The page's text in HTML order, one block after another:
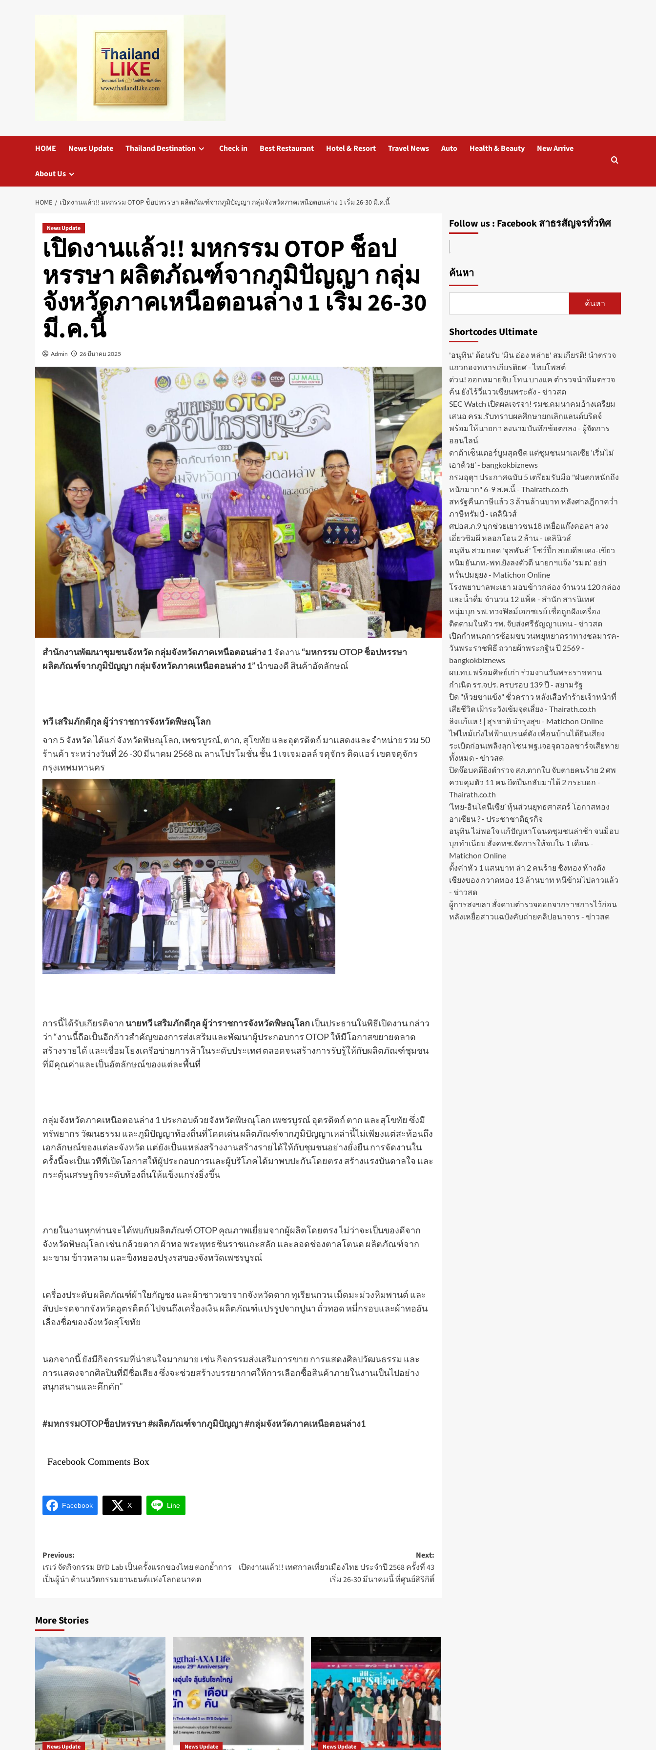
HOME News Update Thailand Destination Check in Best Restaurant Hotel & Resort Travel News Auto Health & Beauty New Arrive
About Us
HOME เปิดงานแล้ว!! มหกรรม OTOP ช็อปหรรษา ผลิตภัณฑ์จากภูมิปัญญา กลุ่มจังหวัดภาคเหนือตอนล่าง 1 เริ่ม 26-30 มี.ค.นี้
News Update
เปิดงานแล้ว!! มหกรรม OTOP ช็อป
หรรษา ผลิตภัณฑ์จากภูมิปัญญา กลุ่ม
จังหวัดภาคเหนือตอนล่าง 1 เริ่ม 26-30
มี.ค.นี้
Admin 26 มีนาคม 2025
สำนักงานพัฒนาชุมชนจังหวัด กลุ่มจังหวัดภาคเหนือตอนล่าง1จัดงาน“มหกรรมOTOP ช็อปหรรษา
ผลิตภัณฑ์จากภูมิปัญญา กลุ่มจังหวัดภาคเหนือตอนล่าง 1”นำของดี สินค้าอัตลักษณ์
ทวี เสริมภักดีกุล ผู้ว่าราชการจังหวัดพิษณุโลก
จาก 5 จังหวัด ได้แก่ จังหวัดพิษณุโลก, เพชรบูรณ์, ตาก, สุโขทัย และอุตรดิตถ์ มาแสดงและจำหน่ายรวม 50
ร้านค้า ระหว่างวันที่ 26 -30 มีนาคม 2568 ณ ลานโปรโมชั่น ชั้น 1 เจเจมอลล์ จตุจักร ติดแอร์ เขตจตุจักร
กรุงเทพมหานคร
การนี้ได้รับเกียรติจาก นายทวี เสริมภักดีกุล ผู้ว่าราชการจังหวัดพิษณุโลกเป็นประธานในพิธีเปิดงาน กล่าว
ว่า “งานนี้ถือเป็นอีกก้าวสำคัญของการส่งเสริมและพัฒนาผู้ประกอบการ OTOP ให้มีโอกาสขยายตลาด
สร้างรายได้ และเชื่อมโยงเครือข่ายการค้าในระดับประเทศ ตลอดจนสร้างการรับรู้ให้กับผลิตภัณฑ์ชุมชน
ที่มีคุณค่าและเป็นอัตลักษณ์ของแต่ละพื้นที่
กลุ่มจังหวัดภาคเหนือตอนล่าง 1 ประกอบด้วยจังหวัดพิษณุโลก เพชรบูรณ์ อุตรดิตถ์ ตาก และสุโขทัย ซึ่งมี
ทรัพยากร วัฒนธรรม และภูมิปัญญาท้องถิ่นที่โดดเด่น ผลิตภัณฑ์จากภูมิปัญญาเหล่านี้ไม่เพียงแต่สะท้อนถึง
เอกลักษณ์ของแต่ละจังหวัด แต่ยังเป็นแหล่งสร้างงานสร้างรายได้ให้กับชุมชนอย่างยั่งยืน การจัดงานใน
ครั้งนี้จะเป็นเวทีที่เปิดโอกาสให้ผู้ประกอบการและผู้บริโภคได้มาพบปะกันโดยตรง สร้างแรงบันดาลใจ และ
กระตุ้นเศรษฐกิจระดับท้องถิ่นให้แข็งแกร่งยิ่งขึ้น
ภายในงานทุกท่านจะได้พบกับผลิตภัณฑ์ OTOP คุณภาพเยี่ยมจากผู้ผลิตโดยตรง ไม่ว่าจะเป็นของดีจาก
จังหวัดพิษณุโลก เช่น กล้วยตาก ผ้าทอ พระพุทธชินราชแกะสลัก และลอดช่องตาลโตนด ผลิตภัณฑ์จาก
มะขาม ข้าวหลาม และขิงหยองปรุงรสของจังหวัดเพชรบูรณ์
เครื่องประดับ ผลิตภัณฑ์ผ้าใยกัญชง และผ้าชาวเขาจากจังหวัดตาก ทุเรียนกวน เม็ดมะม่วงหิมพานต์ และ
สับปะรดจากจังหวัดอุตรดิตถ์ ไปจนถึงเครื่องเงิน ผลิตภัณฑ์แปรรูปจากปูนา ถั่วทอด หมี่กรอบและผ้าทออัน
เลื่องชื่อของจังหวัดสุโขทัย
นอกจากนี้ ยังมีกิจกรรมที่น่าสนใจมากมาย เช่น กิจกรรมส่งเสริมการขาย การแสดงศิลปวัฒนธรรม และ
การแสดงจากศิลปินที่มีชื่อเสียง ซึ่งจะช่วยสร้างบรรยากาศให้การเลือกซื้อสินค้าภายในงานเป็นไปอย่าง
สนุกสนานและคึกคัก”
#มหกรรมOTOPช็อปหรรษา#ผลิตภัณฑ์จากภูมิปัญญา#กลุ่มจังหวัดภาคเหนือตอนล่าง1
Facebook Comments Box
Facebook X Line
Post
navigation
Previous:
เรเว่ จัดกิจกรรม BYD Lab เป็นครั้งแรกของไทย ตอกย้ำการ
เป็นผู้นำ ด้านนวัตกรรมยานยนต์แห่งโลกอนาคต
Next:
เปิดงานแล้ว!! เทศกาลเที่ยวเมืองไทย ประจำปี 2568 ครั้งที่ 43
เริ่ม 26-30 มีนาคมนี้ ที่ศูนย์สิริกิติ์
More Stories
News Update News Update News Update
Follow us : Facebook สาธรสัญจรทั่วทิศ
ค้นหา
ค้นหา
Shortcodes Ultimate
'อนุทิน' ต้อนรับ 'มิน อ่อง หล่าย' สมเกียรติ! นำตรวจ
แถวกองทหารเกียรติยศ - ไทยโพสต์
ด่วน! ออกหมายจับ โทน บางแค ตำรวจนำทีมตรวจ
ค้น ยังไร้วี่แววเซียนพระดัง - ข่าวสด
SEC Watch เปิดผลเจรจา! รมช.คมนาคมอ้างเตรียม
เสนอ ครม.รับทราบผลศึกษายกเลิกแลนด์บริดจ์
พร้อมให้นายกฯ ลงนามบันทึกข้อตกลง - ผู้จัดการ
ออนไลน์
ดาต้าเซ็นเตอร์บูมสุดขีด แต่ชุมชนมาเลเซีย ‘เริ่มไม่
เอาด้วย’ - bangkokbiznews
กรมอุตุฯ ประกาศฉบับ 5 เตรียมรับมือ "ฝนตกหนักถึง
หนักมาก" 6-9 ส.ค.นี้ - Thairath.co.th
สหรัฐคืนภาษีแล้ว 3 ล้านล้านบาท หลังศาลฎีกาคว่ำ
ภาษีทรัมป์ - เดลินิวส์
ศปอส.ภ.9 บุกช่วยเยาวชน18 เหยื่อแก๊งคอลฯ ลวง
เอี่ยวซิมผี หลอกโอน 2 ล้าน - เดลินิวส์
อนุทิน สวมกอด 'จุลพันธ์' โชว์ปึ้ก สยบดีลแดง-เขียว
หนิมยันภท.-พท.ยังลงตัวดี นายกฯแจ้ง 'รมต.' อย่า
หวั่นปมยุยง - Matichon Online
โรงพยาบาลพะเยา มอบข้าวกล่อง จำนวน 120 กล่อง
และน้ำดื่ม จำนวน 12 แพ็ค - สำนัก สารนิเทศ
หนุ่มบุก รพ. ทวงฟิลม์เอกซเรย์ เชื่อถูกฝังเครื่อง
ติดตามในหัว รพ. จับส่งศรีธัญญาแทน - ข่าวสด
เปิดกำหนดการซ้อมขบวนพยุหยาตราทางชลมารค-
วันพระราชพิธี ถวายผ้าพระกฐิน ปี 2569 -
bangkokbiznews
ผบ.ทบ. พร้อมศิษย์เก่า ร่วมงานวันพระราชทาน
กำเนิด รร.จปร. ครบรอบ 139 ปี - สยามรัฐ
ปิด "ห้วยขาแข้ง" ชั่วคราว หลังเสือทำร้ายเจ้าหน้าที่
เสียชีวิต เฝ้าระวังเข้มจุดเสี่ยง - Thairath.co.th
ลิงแก้แห ! | สุรชาติ บำรุงสุข - Matichon Online
ไฟไหม้เก๋งไฟฟ้าแบรนด์ดัง เพื่อนบ้านได้ยินเสียง
ระเบิดก่อนเพลิงลุกโชน พฐ.เจอจุดวอลชาร์จเสียหาย
ทั้งหมด - ข่าวสด
ปิดจ๊อบคดียิงตำรวจ สภ.ตากใบ จับตายคนร้าย 2 ศพ
ควบคุมตัว 11 คน ยึดปืนกลับมาได้ 2 กระบอก -
Thairath.co.th
‘ไทย-อินโดนีเซีย’ หุ้นส่วนยุทธศาสตร์ โอกาสทอง
อาเซียน ? - ประชาชาติธุรกิจ
อนุทิน ไม่พอใจ แก้ปัญหาโฉนดชุมชนล่าช้า จนม็อบ
บุกทำเนียบ สั่งคทช.จัดการให้จบใน 1 เดือน -
Matichon Online
ตั้งค่าหัว 1 แสนบาท ล่า 2 คนร้าย ชิงทอง ห้างดัง
เชียงของ กวาดทอง 13 ล้านบาท หนีข้ามไปลาวแล้ว
- ข่าวสด
ผู้การสงขลา สั่งดาบตำรวจออกจากราชการไว้ก่อน
หลังเหยื่อสาวแฉบังคับถ่ายคลิปอนาจาร - ข่าวสด